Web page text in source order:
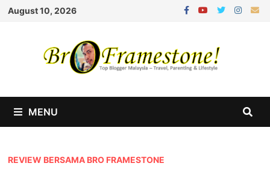
Skip
August 10, 2026
MENU
REVIEW BERSAMA BRO FRAMESTONE